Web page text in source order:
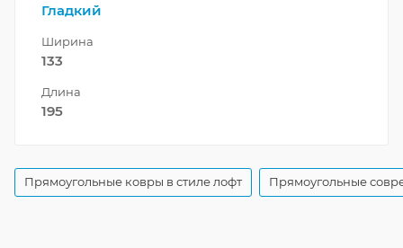
Гладкий
Ширина
133
Длина
195
Прямоугольные ковры в стиле лофт Прямоугольные